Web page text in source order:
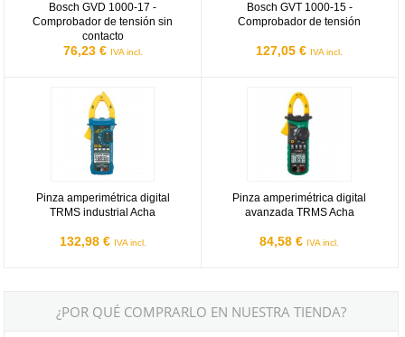
Bosch GVD 1000-17 -
Comprobador de tensión sin
contacto
76,23 € IVA incl.
Bosch GVT 1000-15 -
Comprobador de tensión
127,05 € IVA incl.
Pinza amperimétrica digital
TRMS industrial Acha
132,98 € IVA incl.
Pinza amperimétrica digital
avanzada TRMS Acha
84,58 € IVA incl.
¿POR QUÉ COMPRARLO EN NUESTRA TIENDA?